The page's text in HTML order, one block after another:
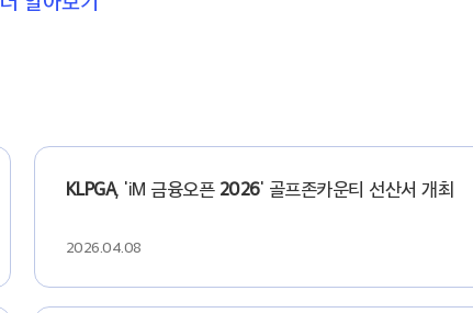
KLPGA, 'iM 금융오픈 2026' 골프존카운티 선산서 개최
2026.04.08